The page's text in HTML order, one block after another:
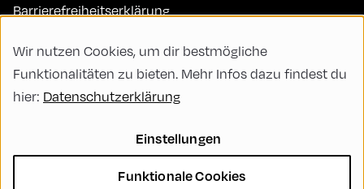
Barrierefreiheitserklärung
FAQs
Code of Conduct
Nachhaltigkeit
Wir nutzen Cookies, um dir bestmögliche
Funktionalitäten zu bieten. Mehr Infos dazu findest du
hier: Datenschutzerklärung
Einstellungen
Funktionale Cookies